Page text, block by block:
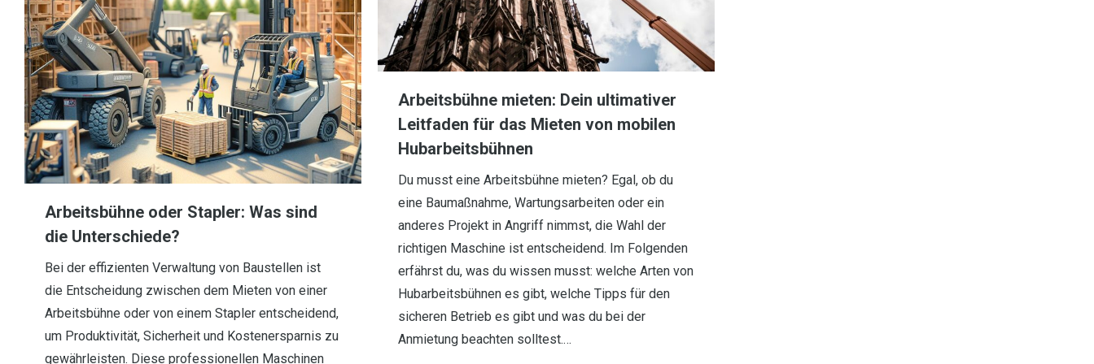
Arbeitsbühne oder Stapler: Was sind
die Unterschiede?
Bei der effizienten Verwaltung von Baustellen ist
die Entscheidung zwischen dem Mieten von einer
Arbeitsbühne oder von einem Stapler entscheidend,
um Produktivität, Sicherheit und Kostenersparnis zu
gewährleisten. Diese professionellen Maschinen
Arbeitsbühne mieten: Dein ultimativer
Leitfaden für das Mieten von mobilen
Hubarbeitsbühnen
Du musst eine Arbeitsbühne mieten? Egal, ob du
eine Baumaßnahme, Wartungsarbeiten oder ein
anderes Projekt in Angriff nimmst, die Wahl der
richtigen Maschine ist entscheidend. Im Folgenden
erfährst du, was du wissen musst: welche Arten von
Hubarbeitsbühnen es gibt, welche Tipps für den
sicheren Betrieb es gibt und was du bei der
Anmietung beachten solltest.…